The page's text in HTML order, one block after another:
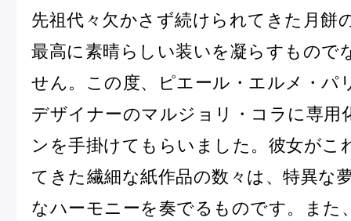
「ヴルーテ」販売のお知らせ
ピエール・エルメ・パリ
Notre Maison
ピエール・エルメについて ブラン
先祖代々欠かさず続けられてきた月餅
最高に素晴らしい装いを凝らすもので
せん。この度、ピエール・エルメ・パ
デザイナーのマルジョリ・コラに専用
ンを手掛けてもらいました。彼女がこ
てきた繊細な紙作品の数々は、特異な
なハーモニーを奏でるものです。また